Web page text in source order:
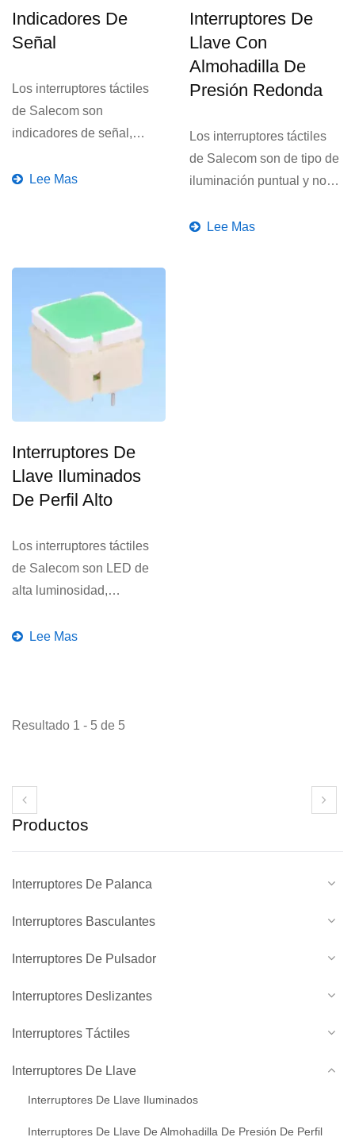
Indicadores De
Señal
Los interruptores táctiles
de Salecom son
indicadores de señal,
19 x 19mm,...
Lee Mas
Interruptores De
Llave Con
Almohadilla De
Presión Redonda
Los interruptores táctiles
de Salecom son de tipo de
iluminación puntual y no
Lee Mas
Interruptores De
Llave Iluminados
De Perfil Alto
Los interruptores táctiles
de Salecom son LED de
alta luminosidad,
Lee Mas
Resultado 1 - 5 de 5
Productos
Interruptores De Palanca
Interruptores Basculantes
Interruptores De Pulsador
Interruptores Deslizantes
Interruptores Táctiles
Interruptores De Llave
Interruptores De Llave Iluminados
Interruptores De Llave De Almohadilla De Presión De Perfil